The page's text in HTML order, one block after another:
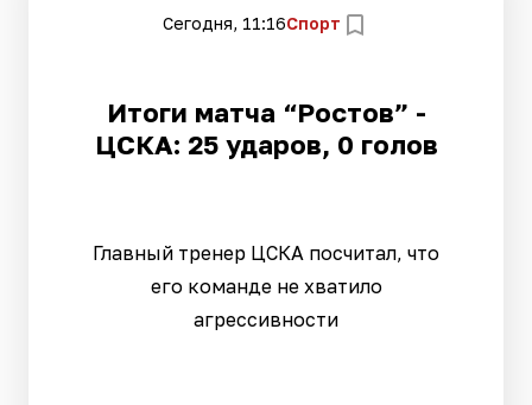
Сегодня, 11:16Спорт
Итоги матча “Ростов” -
ЦСКА: 25 ударов, 0 голов
Главный тренер ЦСКА посчитал, что
его команде не хватило
агрессивности